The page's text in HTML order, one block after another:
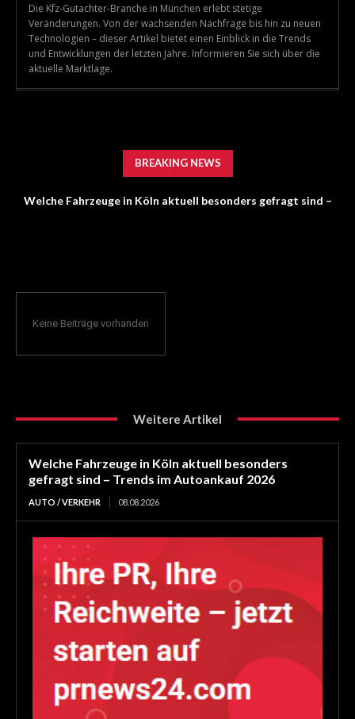
Die Kfz-Gutachter-Branche in München erlebt stetige
Veränderungen. Von der wachsenden Nachfrage bis hin zu neuen
Technologien – dieser Artikel bietet einen Einblick in die Trends
und Entwicklungen der letzten Jahre. Informieren Sie sich über die
aktuelle Marktlage.
BREAKING NEWS
Welche Fahrzeuge in Köln aktuell besonders gefragt sind –
Keine Beiträge vorhanden
Weitere Artikel
Welche Fahrzeuge in Köln aktuell besonders
gefragt sind – Trends im Autoankauf 2026
AUTO / VERKEHR 08.08.2026